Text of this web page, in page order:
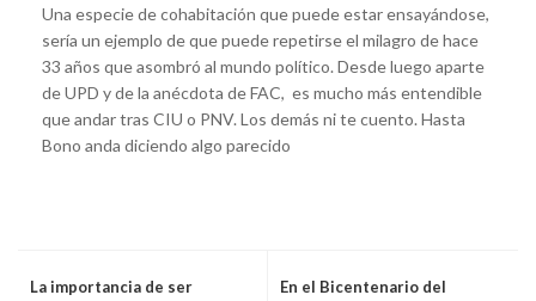
Una especie de cohabitación que puede estar ensayándose,
sería un ejemplo de que puede repetirse el milagro de hace
33 años que asombró al mundo político. Desde luego aparte
de UPD y de la anécdota de FAC, es mucho más entendible
que andar tras CIU o PNV. Los demás ni te cuento. Hasta
Bono anda diciendo algo parecido
La importancia de ser
En el Bicentenario del